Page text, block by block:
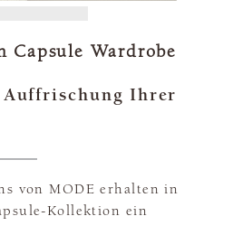
Capsule Wardrobe
Ihrer
von MODE erhalten in
Kollektion ein